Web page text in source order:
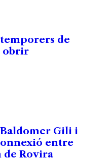
de
obrir
Baldomer Gili i
entre
de Rovira